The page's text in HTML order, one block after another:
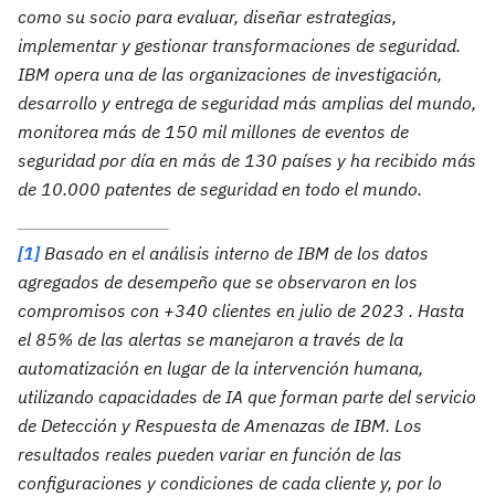
como su socio para evaluar, diseñar estrategias,
implementar y gestionar transformaciones de seguridad.
IBM opera una de las organizaciones de investigación,
desarrollo y entrega de seguridad más amplias del mundo,
monitorea más de 150 mil millones de eventos de
seguridad por día en más de 130 países y ha recibido más
de 10.000 patentes de seguridad en todo el mundo.
[1] Basado en el análisis interno de IBM de los datos
agregados de desempeño que se observaron en los
compromisos con +340 clientes en julio de 2023 . Hasta
el 85% de las alertas se manejaron a través de la
automatización en lugar de la intervención humana,
utilizando capacidades de IA que forman parte del servicio
de Detección y Respuesta de Amenazas de IBM. Los
resultados reales pueden variar en función de las
configuraciones y condiciones de cada cliente y, por lo